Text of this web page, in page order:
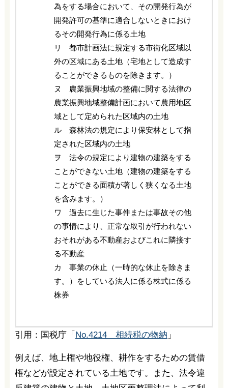
為をする場合において、その開発行為が
開発許可の基準に適合しないときにおけ
るその開発行為に係る土地
リ 都市計画法に規定する市街化区域以
外の区域にある土地（宅地として造成す
ることができるものを除きます。）
ヌ 農業振興地域の整備に関する法律の
農業振興地域整備計画において農用地区
域として定められた区域内の土地
ル 森林法の規定により保安林として指
定された区域内の土地
ヲ 法令の規定により建物の建築をする
ことができない土地（建物の建築をする
ことができる面積が著しく狭くなる土地
を含みます。）
ワ 過去に生じた事件または事故その他
の事情により、正常な取引が行われない
おそれがある不動産およびこれに隣接す
る不動産
カ 事業の休止（一時的な休止を除きま
す。）をしている法人に係る株式に係る
株券
引用：国税庁「 No.4214 相続税の物納 」
例えば、地上権や地役権、耕作をするための賃借
権などが設定されている土地です。また、法令違